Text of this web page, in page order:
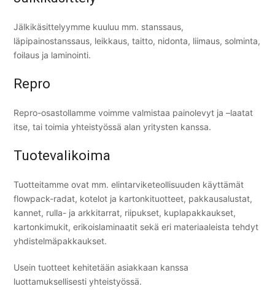
Jälkikäsittelyymme kuuluu mm. stanssaus,
läpipainostanssaus, leikkaus, taitto, nidonta, liimaus, solminta,
foilaus ja laminointi.
Repro
Repro-osastollamme voimme valmistaa painolevyt ja –laatat
itse, tai toimia yhteistyössä alan yritysten kanssa.
Tuotevalikoima
Tuotteitamme ovat mm. elintarviketeollisuuden käyttämät
flowpack-radat, kotelot ja kartonkituotteet, pakkausalustat,
kannet, rulla- ja arkkitarrat, riipukset, kuplapakkaukset,
kartonkimukit, erikoislaminaatit sekä eri materiaaleista tehdyt
yhdistelmäpakkaukset.
Usein tuotteet kehitetään asiakkaan kanssa
luottamuksellisesti yhteistyössä.